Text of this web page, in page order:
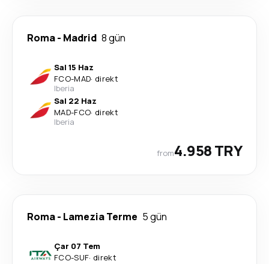
Roma- Madrid 8 gün
Sal 15 Haz
FCO-MAD· direkt
Iberia
Sal 22 Haz
MAD-FCO· direkt
Iberia
from4.958 TRY
Roma- Lamezia Terme 5 gün
Çar 07 Tem
FCO-SUF· direkt